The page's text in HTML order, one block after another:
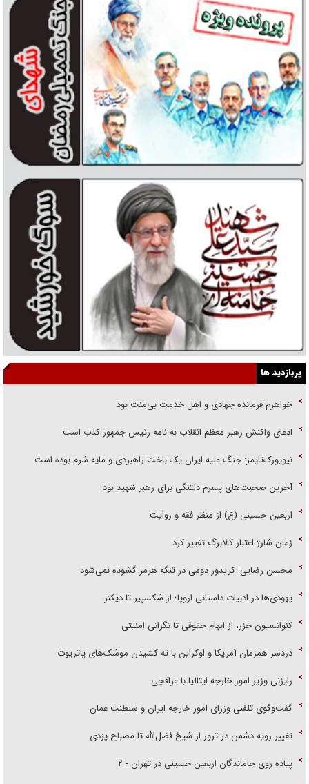
پربازدید ها
خواهرم فرمانده جهادی و اهل خدمت بی‌منت بود
ادعای واکنش رهبر معظم انقلاب به نامه رئیس جمهور کذب است
نیویورک‌تایمز: جنگ علیه ایران یک باخت راهبردی و مایه شرم بوده است
آخرین صحبت‌های پسرم دلتنگی برای رهبر شهید بود
اربعین حسینی (ع) از منظر فقه و روایت
زمان شارژ اعتبار کالابرگ تغییر کرد
محسن رضایی: کریدور دومی در تنگه هرمز گشوده نمی‌شود
یهودی‌ها در ادبیات داستانی اروپا؛ از شکسپیر تا دیکنز
کنوانسیون خزر، از ابهام حقوقی تا نگرانی امنیتی
دردسر همزمان آمریکا و اوکراین با ته کشیدن موشک‌های پاتریوت
رایزنی وزیر امور خارجه ایتالیا با عراقچی
گفت‌وگوی تلفنی وزرای امور خارجه ایران و سلطنت عمان
تغییر رویه دشمن در ترور از شیخ فضل‌الله تا مصباح یزدی
پیاده روی جاماندگان اربعین حسینی در تهران - ۲